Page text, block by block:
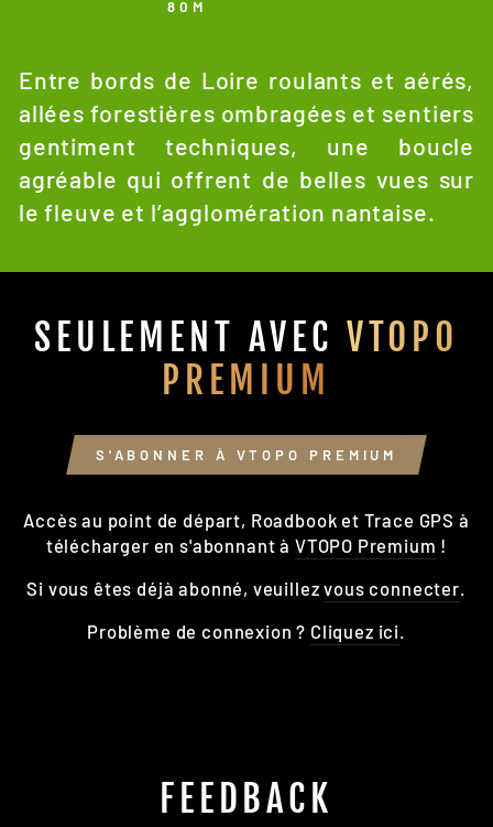
80M
Entre bords de Loire roulants et aérés,
allées forestières ombragées et sentiers
gentiment techniques, une boucle
agréable qui offrent de belles vues sur
le fleuve et l’agglomération nantaise.
SEULEMENT AVEC VTOPO
PREMIUM
S'ABONNER À VTOPO PREMIUM
Accès au point de départ, Roadbook et Trace GPS à
télécharger en s'abonnant à VTOPO Premium !
Si vous êtes déjà abonné, veuillezvous connecter
Problème de connexion ? Cliquez ici
FEEDBACK